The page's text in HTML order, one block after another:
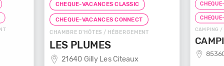
CHEQUE-VACANCES CLASSIC
CHEQUE-VACANCES CONNECT
CHAMBRE D'HÔTES / HÉBERGEMENT
LES PLUMES
21640 Gilly Les Citeaux
CAMPING /